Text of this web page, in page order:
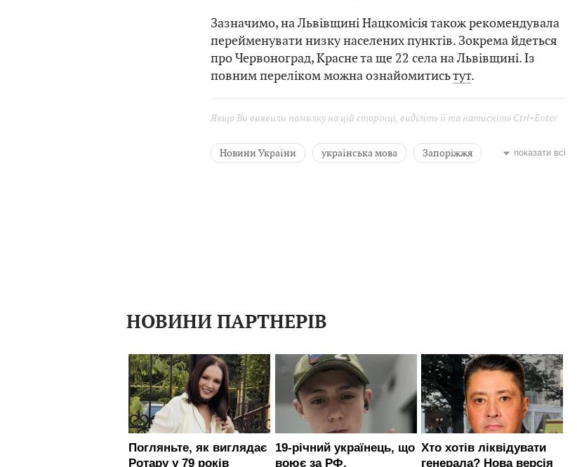
Зазначимо, на Львівщині Нацкомісія також рекомендувала
перейменувати низку населених пунктів. Зокрема йдеться
про Червоноград, Красне та ще 22 села на Львівщині. Із
повним переліком можна ознайомитисьтут.
Якщо Ви виявили помилку на цій сторінці, виділіть її та натисніть Ctrl+Enter
Новини України українська мова Запоріжжя показати всі
НОВИНИ ПАРТНЕРІВ